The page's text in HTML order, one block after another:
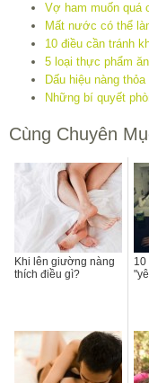
Vợ ham muốn quá
Mất nước có thể
10 điều cần tránh
5 loại thực phẩm ăn
Dấu hiệu nàng
Những bí quyết
Cùng Chuyên
Khi lên giường nàng
thích điều gì?
10